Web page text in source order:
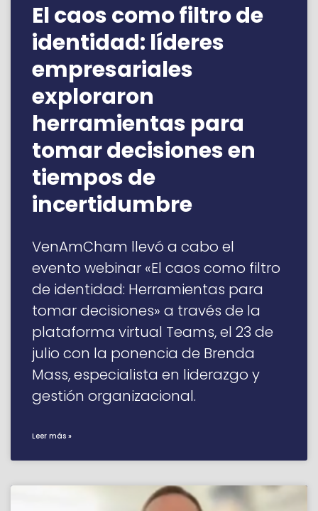
El caos como filtro de
identidad: líderes
empresariales
exploraron
herramientas para
tomar decisiones en
tiempos de
incertidumbre
VenAmCham llevó a cabo el
evento webinar «El caos como filtro
de identidad: Herramientas para
tomar decisiones» a través de la
plataforma virtual Teams, el 23 de
julio con la ponencia de Brenda
Mass, especialista en liderazgo y
gestión organizacional.
Leer más »